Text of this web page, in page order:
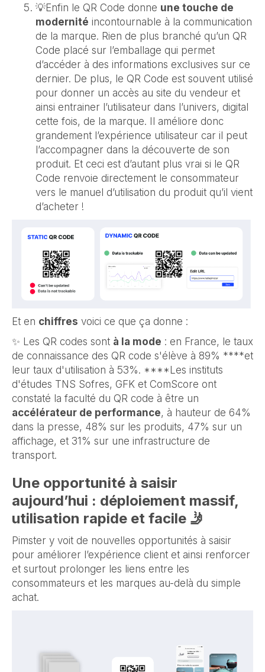
💡Enfin le QR Code donne une touche de
modernité incontournable à la communication
de la marque. Rien de plus branché qu’un QR
Code placé sur l’emballage qui permet
d’accéder à des informations exclusives sur ce
dernier. De plus, le QR Code est souvent utilisé
pour donner un accès au site du vendeur et
ainsi entrainer l’utilisateur dans l’univers, digital
cette fois, de la marque. Il améliore donc
grandement l’expérience utilisateur car il peut
l’accompagner dans la découverte de son
produit. Et ceci est d’autant plus vrai si le QR
Code renvoie directement le consommateur
vers le manuel d’utilisation du produit qu’il vient
d’acheter !
Et en chiffres voici ce que ça donne :
✨ Les QR codes sont à la mode : en France, le taux
de connaissance des QR code s'élève à 89% ****et
leur taux d'utilisation à 53%. ****Les instituts
d'études TNS Sofres, GFK et ComScore ont
constaté la faculté du QR code à être un
accélérateur de performance, à hauteur de 64%
dans la presse, 48% sur les produits, 47% sur un
affichage, et 31% sur une infrastructure de
transport.
Une opportunité à saisir
aujourd’hui : déploiement massif,
utilisation rapide et facile 🤳
Pimster y voit de nouvelles opportunités à saisir
pour améliorer l’expérience client et ainsi renforcer
et surtout prolonger les liens entre les
consommateurs et les marques au-delà du simple
achat.